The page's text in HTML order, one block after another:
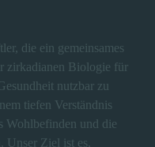
die ein gemeinsames
zirkadianen Biologie für
nutzbar zu
tiefen Verständnis
Wohlbefinden und die
Unser Ziel ist es,